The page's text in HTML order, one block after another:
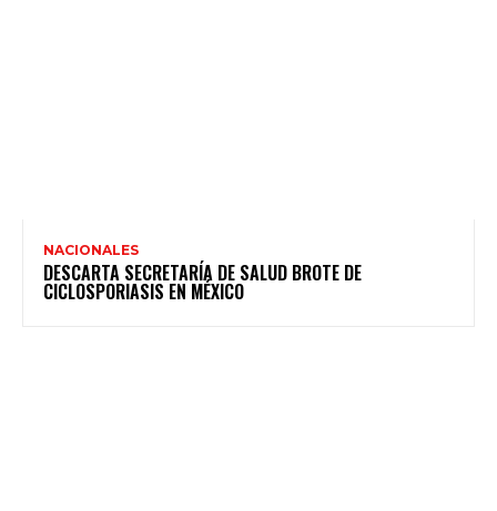
NACIONALES
DESCARTA SECRETARÍA DE SALUD BROTE DE
CICLOSPORIASIS EN MÉXICO